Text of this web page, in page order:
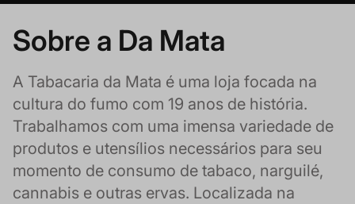
Sobre a Da Mata
A Tabacaria da Mata é uma loja focada na
cultura do fumo com 19 anos de história.
Trabalhamos com uma imensa variedade de
produtos e utensílios necessários para seu
momento de consumo de tabaco, narguilé,
cannabis e outras ervas. Localizada na